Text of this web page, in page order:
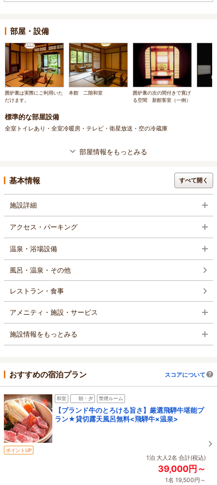
部屋・設備
囲炉裏は実際にご利用いた
だけます。
本館 二階和室
囲炉裏の次の間付きで寛げ
る空間 新館客室（一例）
標準的な部屋設備
全室トイレあり・全室冷暖房・テレビ・衛星放送・空の冷蔵庫
部屋情報をもっとみる
基本情報 すべて開く
施設詳細
アクセス・パーキング
温泉・浴場設備
風呂・温泉・その他
レストラン・食事
アメニティ・施設・サービス
施設情報をもっとみる
おすすめの宿泊プラン スコアについて
和室 朝・夕 禁煙ルーム
【ブランド牛のとろける旨さ】厳選飛騨牛堪能プ
ラン★貸切露天風呂無料<飛騨牛×温泉>
ポイントUP
1泊 大人2名 合計(税込)
39,000円～
1名 19,500円～